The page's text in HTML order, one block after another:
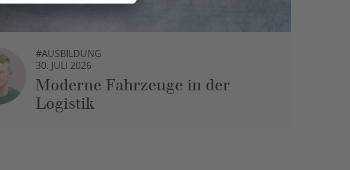
#AUSBILDUNG
30. JULI 2026
Moderne Fahrzeuge in der
Logistik